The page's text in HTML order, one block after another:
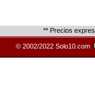
** Precios
© 2002/2022 Solo10.com